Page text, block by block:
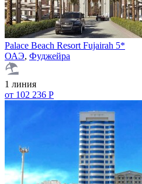
Palace Beach Resort Fujairah 5*
ОАЭ, Фуджейра
1 линия
от 102 236 Р